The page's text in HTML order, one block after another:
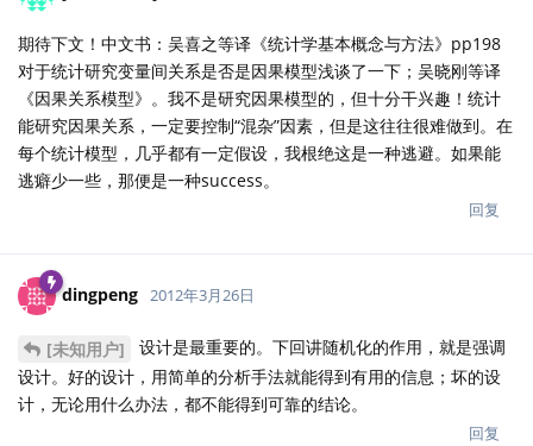
期待下文！中文书：吴喜之等译《统计学基本概念与方法》pp198
对于统计研究变量间关系是否是因果模型浅谈了一下；吴晓刚等译
《因果关系模型》。我不是研究因果模型的，但十分干兴趣！统计
能研究因果关系，一定要控制“混杂”因素，但是这往往很难做到。在
每个统计模型，几乎都有一定假设，我根绝这是一种逃避。如果能
逃癖少一些，那便是一种success。
回复
dingpeng 2012年3月26日
[未知用户]
设计是最重要的。下回讲随机化的作用，就是强调
设计。好的设计，用简单的分析手法就能得到有用的信息；坏的设
计，无论用什么办法，都不能得到可靠的结论。
回复